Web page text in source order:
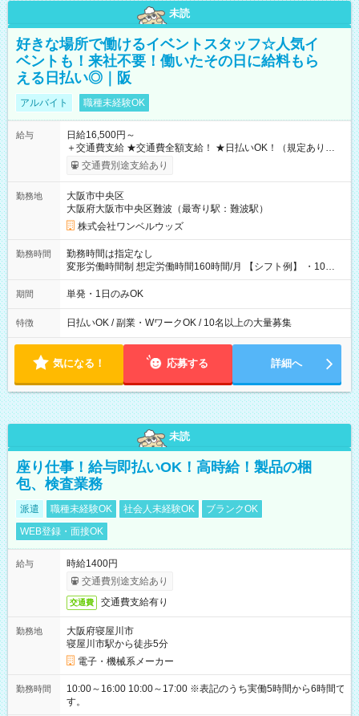
未読
好きな場所で働けるイベントスタッフ☆人気イ
ベントも！来社不要！働いたその日に給料もら
える日払い◎｜阪
アルバイト 職種未経験OK
給与
日給16,500円～
＋交通費支給 ★交通費全額支給！ ★日払いOK！（規定あり） ┗
働いたその日に現金GET♪ お仕事後はコンビニATMから 日払
交通費別途支給あり
勤務地
大阪市中央区
大阪府大阪市中央区難波（最寄り駅：難波駅）
株式会社ワンベルウッズ
勤務時間
勤務時間は指定なし
変形労働時間制 想定労働時間160時間/月 【シフト例】 ・10：
00～20：00
期間 単発・1日のみOK
特徴 日払いOK / 副業・WワークOK / 10名以上の大量募集
気になる！ 応募する 詳細へ
未読
座り仕事！給与即払いOK！高時給！製品の梱
包、検査業務
派遣 職種未経験OK 社会人未経験OK
ブランクOK
WEB登録・面接OK
給与
時給1400円
交通費別途支給あり
交通費 交通費支給有り
勤務地
大阪府寝屋川市
寝屋川市駅から徒歩5分
電子・機械系メーカー
勤務時間
10:00～16:00 10:00～17:00 ※表記のうち実働5時間から6時間で
す。